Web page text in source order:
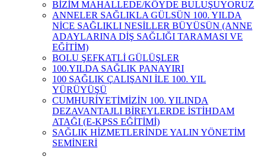
BİZİM MAHALLEDE/KÖYDE BULUŞUYORUZ
ANNELER SAĞLIKLA GÜLSÜN 100. YILDA
NİCE SAĞLIKLI NESİLLER BÜYÜSÜN (ANNE
ADAYLARINA DİŞ SAĞLIĞI TARAMASI VE
EĞİTİM)
BOLU ŞEFKATLİ GÜLÜŞLER
100.YILDA SAĞLIK PANAYIRI
100 SAĞLIK ÇALIŞANI İLE 100. YIL
YÜRÜYÜŞÜ
CUMHURİYETİMİZİN 100. YILINDA
DEZAVANTAJLI BİREYLERDE İSTİHDAM
ATAĞI (E-KPSS EĞİTİMİ)
SAĞLIK HİZMETLERİNDE YALIN YÖNETİM
SEMİNERİ